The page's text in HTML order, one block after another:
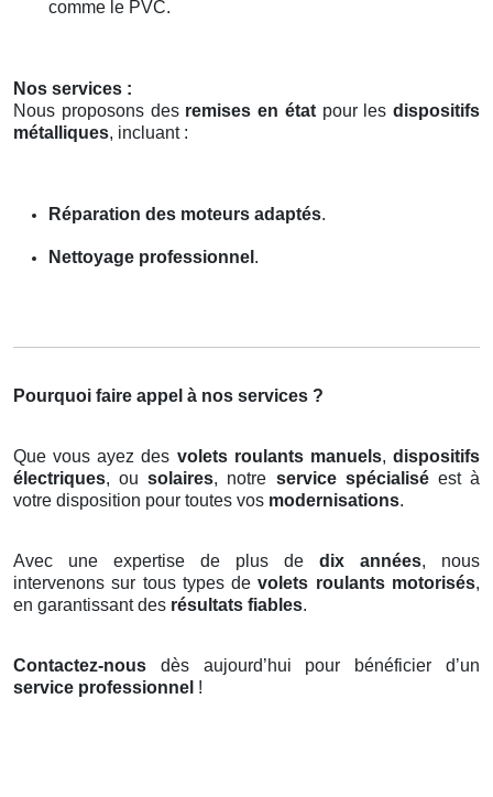
comme le PVC.
Nos services :
Nous proposons des remises en étatpour les dispositifs
métalliques, incluant :
Réparation des moteurs adaptés.
Nettoyage professionnel .
Pourquoi faire appel à nos services ?
Que vous ayez des volets roulants manuels,dispositifs
électriques, ousolaires, notre service spécialiséest à
votre disposition pour toutes vos modernisations.
Avec une expertise de plus de dix années, nous
intervenons sur tous types devolets roulants motorisés,
en garantissant des résultats fiables.
Contactez-nous dès aujourd’hui pour bénéficier d’un
service professionnel !